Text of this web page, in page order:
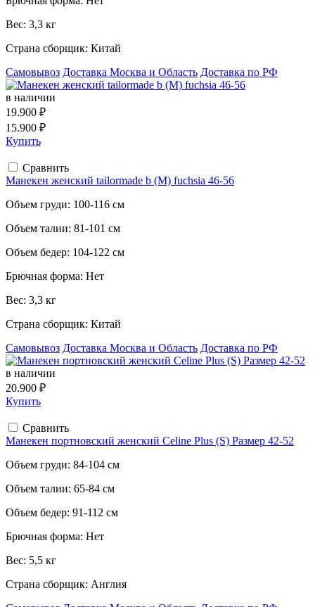
Вес: 3,3 кг
Страна сборщик: Китай
Самовывоз Доставка Москва и Область Доставка по РФ
в наличии
19.900 ₽
15.900 ₽
Купить
Сравнить
Манекен женский tailormade b (M) fuchsia 46-56
Объем груди: 100-116 см
Объем талии: 81-101 см
Объем бедер: 104-122 см
Брючная форма: Нет
Вес: 3,3 кг
Страна сборщик: Китай
Самовывоз Доставка Москва и Область Доставка по РФ
в наличии
20.900 ₽
Купить
Сравнить
Манекен портновский женский Celine Plus (S) Размер 42-52
Объем груди: 84-104 см
Объем талии: 65-84 см
Объем бедер: 91-112 см
Брючная форма: Нет
Вес: 5,5 кг
Страна сборщик: Англия